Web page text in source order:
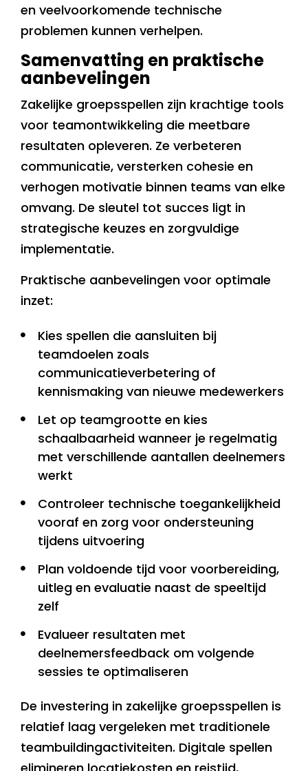
en veelvoorkomende technische
problemen kunnen verhelpen.
Samenvatting en praktische
aanbevelingen
Zakelijke groepsspellen zijn krachtige tools
voor teamontwikkeling die meetbare
resultaten opleveren. Ze verbeteren
communicatie, versterken cohesie en
verhogen motivatie binnen teams van elke
omvang. De sleutel tot succes ligt in
strategische keuzes en zorgvuldige
implementatie.
Praktische aanbevelingen voor optimale
inzet:
Kies spellen die aansluiten bij
teamdoelen zoals
communicatieverbetering of
kennismaking van nieuwe medewerkers
Let op teamgrootte en kies
schaalbaarheid wanneer je regelmatig
met verschillende aantallen deelnemers
werkt
Controleer technische toegankelijkheid
vooraf en zorg voor ondersteuning
tijdens uitvoering
Plan voldoende tijd voor voorbereiding,
uitleg en evaluatie naast de speeltijd
zelf
Evalueer resultaten met
deelnemersfeedback om volgende
sessies te optimaliseren
De investering in zakelijke groepsspellen is
relatief laag vergeleken met traditionele
teambuildingactiviteiten. Digitale spellen